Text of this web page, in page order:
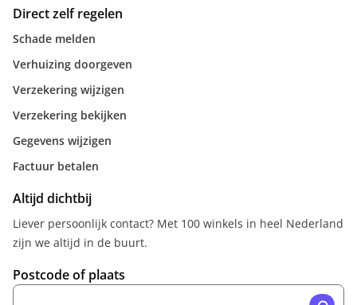
Direct zelf regelen
Schade melden
Verhuizing doorgeven
Verzekering wijzigen
Verzekering bekijken
Gegevens wijzigen
Factuur betalen
Altijd dichtbij
Liever persoonlijk contact? Met 100 winkels in heel Nederland
zijn we altijd in de buurt.
Postcode of plaats